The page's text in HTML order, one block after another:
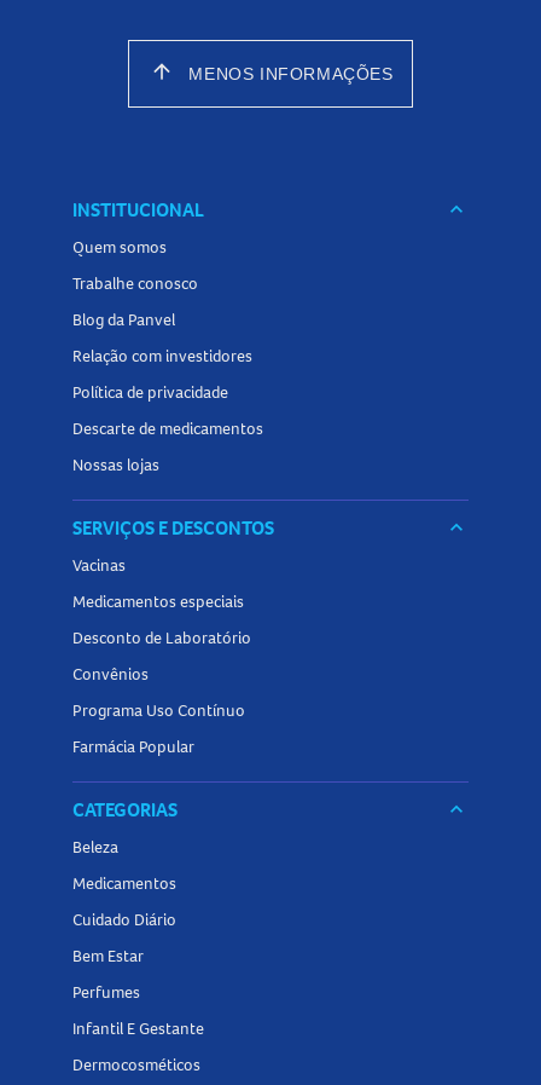
arrow_upward MENOS INFORMAÇÕES
INSTITUCIONAL keyboard_arrow_down
Quem somos
Trabalhe conosco
Blog da Panvel
Relação com investidores
Política de privacidade
Descarte de medicamentos
Nossas lojas
SERVIÇOS E DESCONTOS keyboard_arrow_down
Vacinas
Medicamentos especiais
Desconto de Laboratório
Convênios
Programa Uso Contínuo
Farmácia Popular
CATEGORIAS keyboard_arrow_down
Beleza
Medicamentos
Cuidado Diário
Bem Estar
Perfumes
Infantil E Gestante
Dermocosméticos